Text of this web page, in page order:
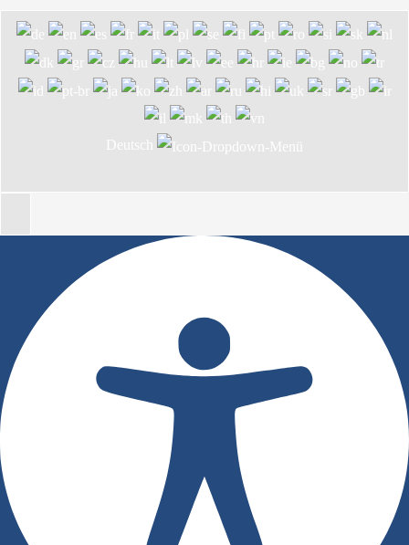
Deutsch